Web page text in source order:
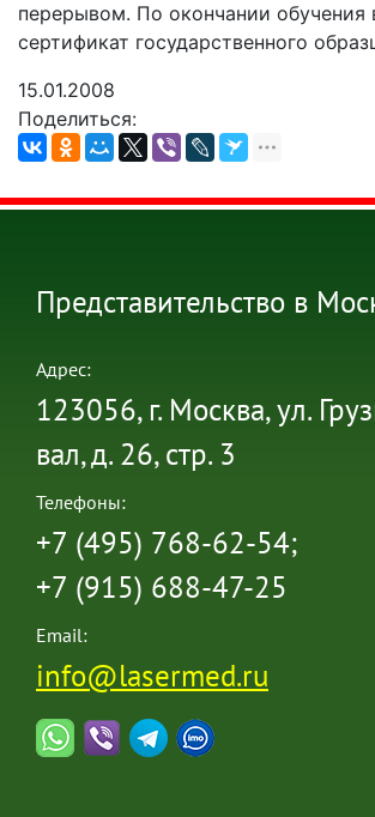
перерывом. По окончании обучения
сертификат государственного
15.01.2008
Поделиться:
Представительство в
Адрес:
123056, г. Москва, ул.
вал, д. 26, стр. 3
Телефоны:
+7 (495) 768-62-54;
+7 (915) 688-47-25
Email:
info@lasermed.ru